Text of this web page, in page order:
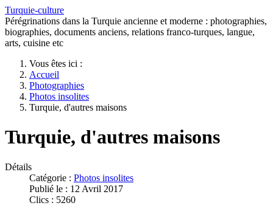
Turquie-culture
Pérégrinations dans la Turquie ancienne et moderne : photographies,
biographies, documents anciens, relations franco-turques, langue,
arts, cuisine etc
Vous êtes ici :
Accueil
Photographies
Photos insolites
Turquie, d'autres maisons
Turquie, d'autres maisons
Détails
Catégorie : Photos insolites
Publié le : 12 Avril 2017
Clics : 5260